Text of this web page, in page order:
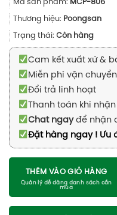
Mã sản phẩm: MCP-806
Thương hiệu: Poongsan
Trạng thái: Còn hàng
Cam kết xuất xứ &
Miễn phí vận
Đổi trả linh hoạt
Thanh toán khi
Chat ngayđể nhận
Đặt hàng ngay ! Ưu
THÊM VÀO GIỎ HÀNG